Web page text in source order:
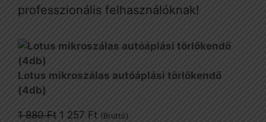
professzionális felhasználóknak!
Lotus mikroszálas autóáplási törlőkendő
(4db)
1 880Ft Original
1 257 FtCurrent
(Bruttó)